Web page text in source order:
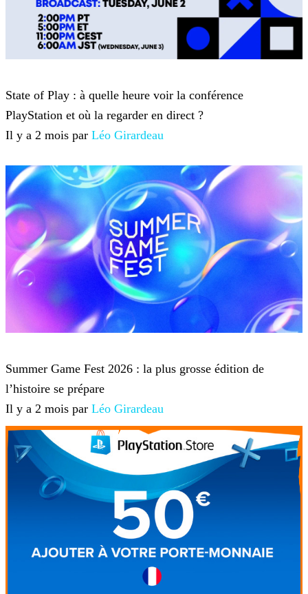
State of Play : à quelle heure voir la conférence
PlayStation et où la regarder en direct ?
Il y a 2 mois par Léo Girardeau
Summer Game Fest 2026 : la plus grosse édition de
l’histoire se prépare
Il y a 2 mois par Léo Girardeau